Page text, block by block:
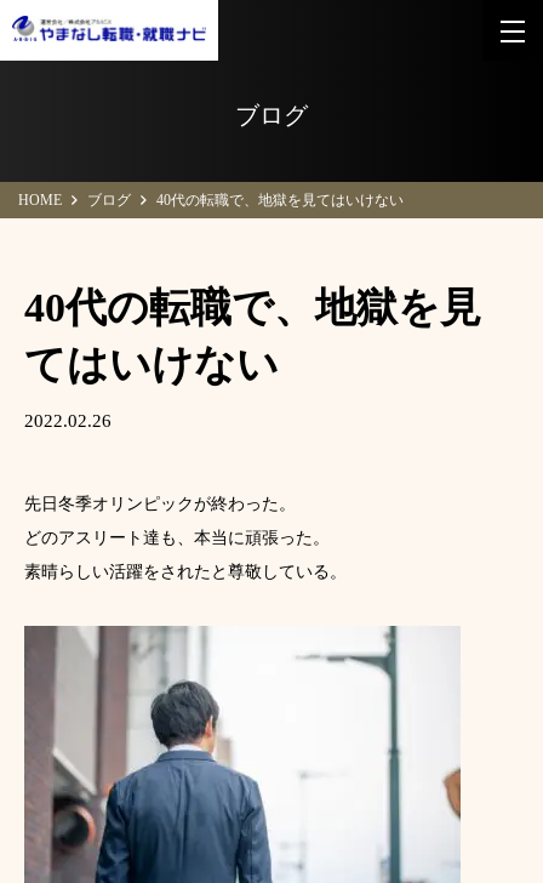
ブログ
HOME ブログ 40代の転職で、地獄を見てはいけない
40代の転職で、地獄を見
てはいけない
2022.02.26
先日冬季オリンピックが終わった。
どのアスリート達も、本当に頑張った。
素晴らしい活躍をされたと尊敬している。